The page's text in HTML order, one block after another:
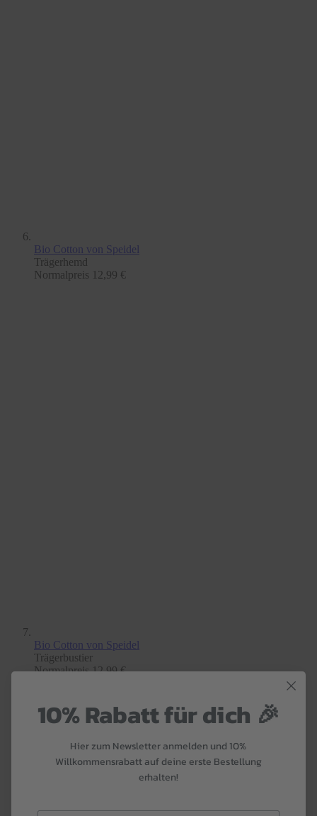
Bio Cotton von Speidel
Trägerhemd
Normalpreis 12,99 €
Bio Cotton von Speidel
Trägerbustier
Normalpreis 12,99 €
10% Rabatt für dich 🎉
Hier zum Newsletter anmelden und 10%
Willkommensrabatt auf deine erste Bestellung
erhalten!